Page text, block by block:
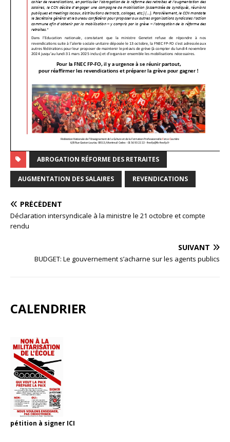
ABROGATION RÉFORME DES RETRAITES
AUGMENTATION DES SALAIRES REVENDICATIONS
PRÉCÉDENT
Déclaration intersyndicale à la ministre le 21 octobre et compte
rendu
SUIVANT
BUDGET: Le gouvernement s’acharne sur les agents publics
CALENDRIER
pétition à signer ICI